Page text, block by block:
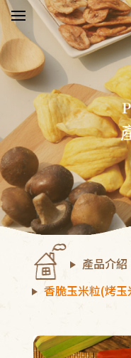
五桔
消息
介紹
報告
須知
我們
貨查詢
產品介紹
香脆玉米粒(烤